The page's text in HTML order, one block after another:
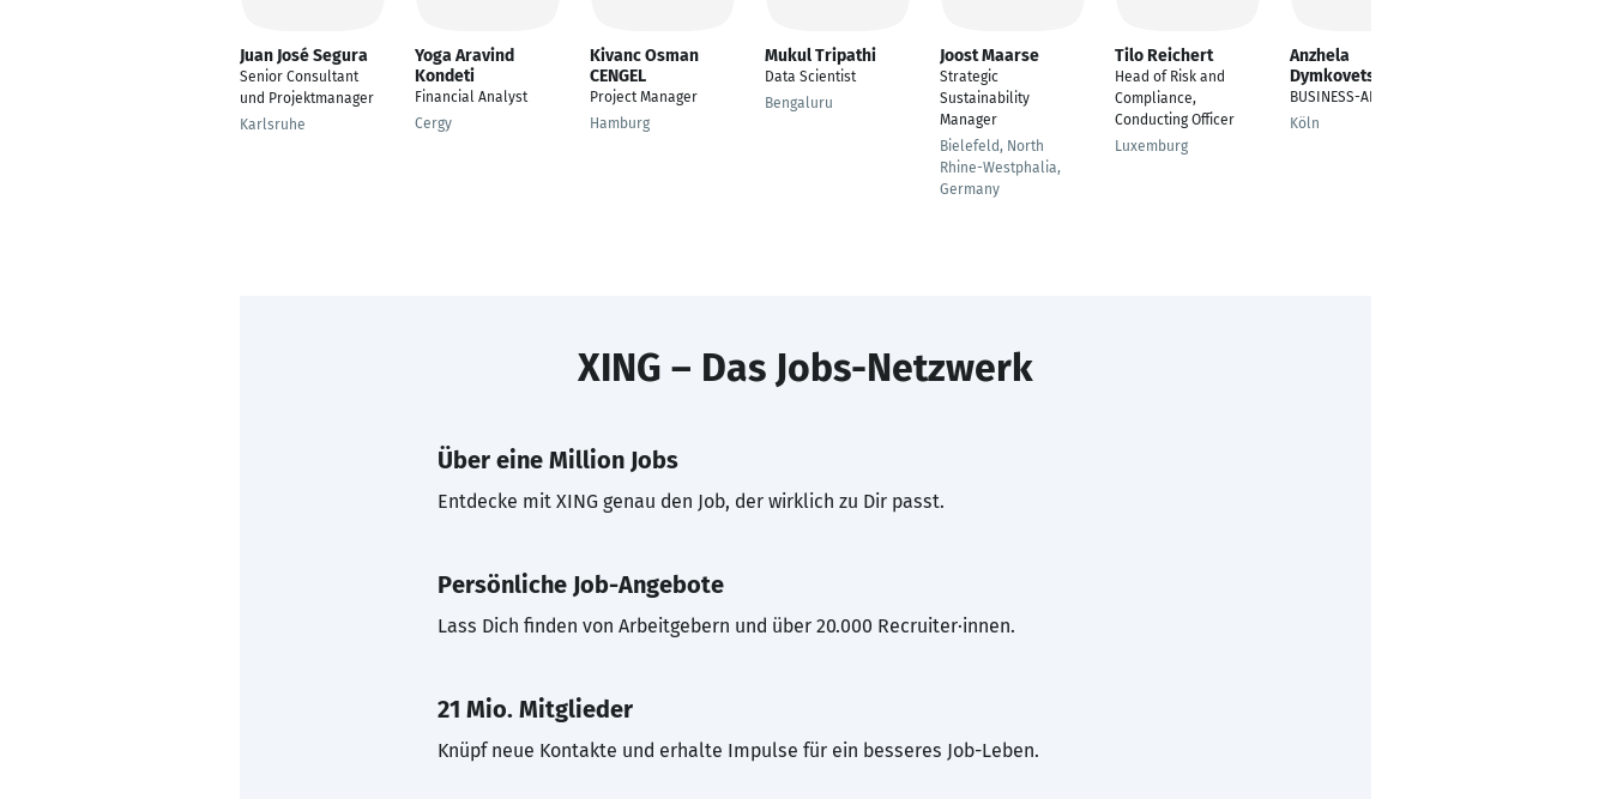
Juan José Segura
Senior Consultant
und Projektmanager
Karlsruhe
Yoga Aravind
Kondeti
Financial Analyst
Cergy
Kivanc Osman
CENGEL
Project Manager
Hamburg
Mukul Tripathi
Data Scientist
Bengaluru
Joost Maarse
Strategic
Sustainability
Manager
Bielefeld, North
Rhine-Westphalia,
Germany
Tilo Reichert
Head of Risk and
Compliance,
Conducting Officer
Luxemburg
Anzhela
Dymkovets
BUSINESS-ANALYST BI
Köln
XING – Das Jobs-Netzwerk
Über eine Million Jobs
Entdecke mit XING genau den Job, der wirklich zu Dir passt.
Persönliche Job-Angebote
Lass Dich finden von Arbeitgebern und über 20.000 Recruiter·innen.
21 Mio. Mitglieder
Knüpf neue Kontakte und erhalte Impulse für ein besseres Job-Leben.